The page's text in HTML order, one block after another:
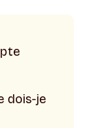
dois-je